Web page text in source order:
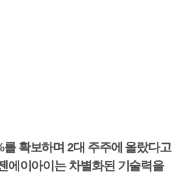
확보하며 2대 주주에 올랐다고
에이아이는 차별화된 기술력을